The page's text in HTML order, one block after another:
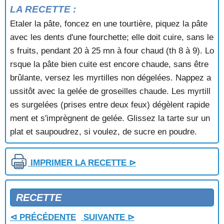
TARTE AUX POMMES GRATINEE
TARTE AUX POMMES MERINGUEE
TARTE AUX POMMES REINETTES
TARTE AUX POMMES SUZEL
TARTE AUX PRUNEAUX
TARTE AUX PRUNES ET A LA FRANGIPANE
TARTE AUX PRUNES ET AUX AMANDES
TARTE AUX QUETSCHES
TARTE AUX RAISINS
TARTE AUX RAISINS BLANCS
TARTE AUX RAISINS ET AUX NOIX
TARTE AUX RAISINS SECS
TARTE AUX REINES CLAUDE
TARTE AUX TROIS RAISINS
TARTE BELGE AUX POIRES
TARTE COUVERTE A LA RHUBARBE
TARTE COUVERTE POMMES AIRELLES
TARTE COUVERTE POMMES CERISES
TARTE COUVERTE POMMES CERISES
LA RECETTE :
Etaler la pâte, foncez en une tourtière, piquez la pâte
avec les dents d'une fourchette; elle doit cuire, sans le
s fruits, pendant 20 à 25 mn à four chaud (th 8 à 9). Lo
rsque la pâte bien cuite est encore chaude, sans être
brûlante, versez les myrtilles non dégelées. Nappez a
ussitôt avec la gelée de groseilles chaude. Les myrtill
es surgelées (prises entre deux feux) dégèlent rapide
ment et s'imprègnent de gelée. Glissez la tarte sur un
plat et saupoudrez, si voulez, de sucre en poudre.
IMPRIMER LA RECETTE ⊳
RECETTE
⊲ PRÉCÉDENTE SUIVANTE ⊳